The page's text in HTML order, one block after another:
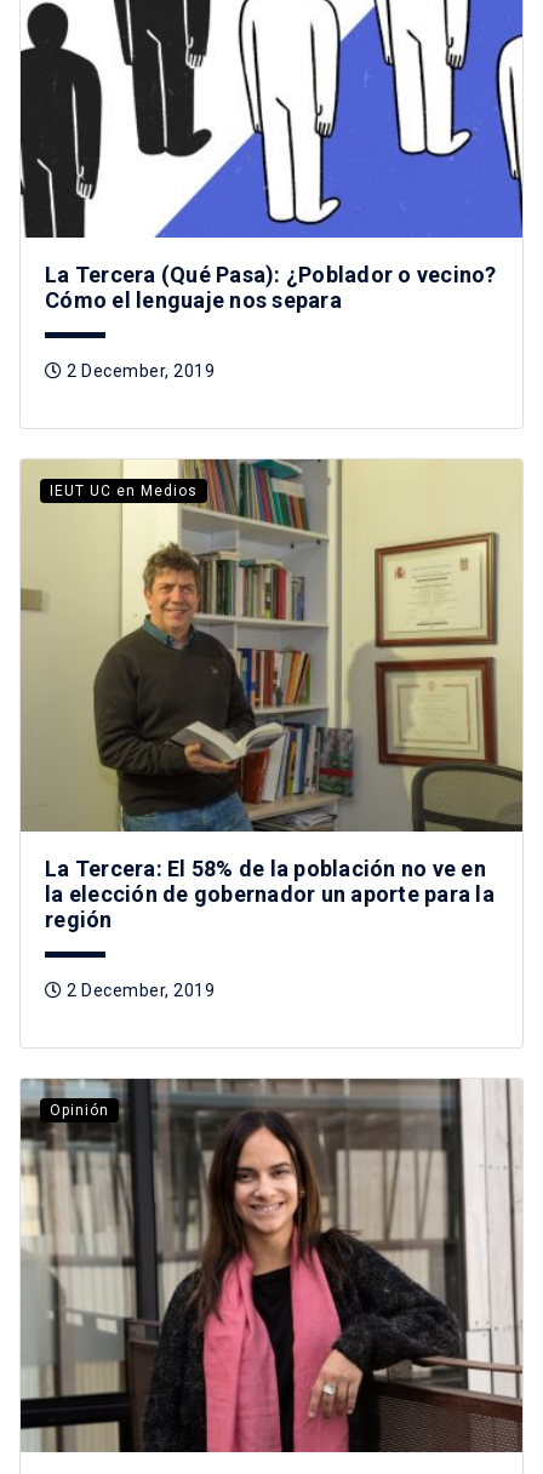
La Tercera (Qué Pasa): ¿Poblador o vecino?
Cómo el lenguaje nos separa
2 December, 2019
IEUT UC en Medios
La Tercera: El 58% de la población no ve en
la elección de gobernador un aporte para la
región
2 December, 2019
Opinión